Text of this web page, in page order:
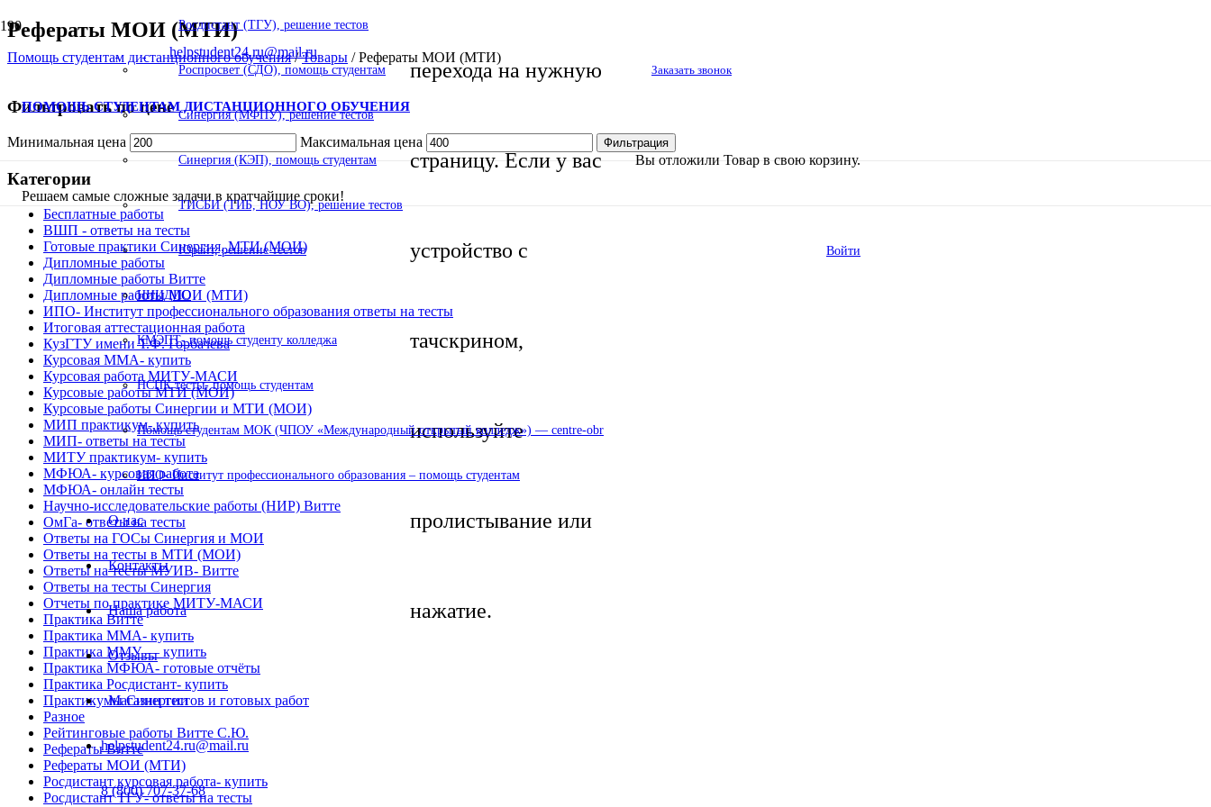
helpstudent24.ru@mail.ru
ПОМОЩЬ СТУДЕНТАМ ДИСТАНЦИОННОГО ОБУЧЕНИЯ
Решаем самые сложные задачи в кратчайшие сроки!
перехода на нужную
страницу. Если у вас
устройство с
тачскрином,
используйте
пролистывание или
нажатие.
Заказать звонок
Вы отложили Товар в свою корзину.
Войти
Росдистант (ТГУ), решение тестов
Роспросвет (СДО), помощь студентам
Синергия (МФПУ), решение тестов
Синергия (КЭП), помощь студентам
ТИСБИ (ТИБ, НОУ ВО), решение тестов
Юрайт, решение тестов
НИИДПО
КМЭПТ- помощь студенту колледжа
НСПК тесты- помощь студентам
Помощь студентам МОК (ЧПОУ «Международный открытый колледж») — centre-obr
ИПО- Институт профессионального образования – помощь студентам
О нас
Контакты
Наша работа
Отзывы
Магазин тестов и готовых работ
helpstudent24.ru@mail.ru
8 (800) 707-37-68
Рефераты МОИ (МТИ)
Помощь студентам дистанционного обучения/Товары /Рефераты МОИ (МТИ)
Фильтровать по цене
Минимальная цена Максимальная цена Фильтрация
Категории
Бесплатные работы
ВШП - ответы на тесты
Готовые практики Синергия, МТИ (МОИ)
Дипломные работы
Дипломные работы Витте
Дипломные работы МОИ (МТИ)
ИПО- Институт профессионального образования ответы на тесты
Итоговая аттестационная работа
КузГТУ имени Т.Ф. Горбачева
Курсовая ММА- купить
Курсовая работа МИТУ-МАСИ
Курсовые работы МТИ (МОИ)
Курсовые работы Синергии и МТИ (МОИ)
МИП практикум- купить
МИП- ответы на тесты
МИТУ практикум- купить
МФЮА- курсовая работа
МФЮА- онлайн тесты
Научно-исследовательские работы (НИР) Витте
ОмГа- ответы на тесты
Ответы на ГОСы Синергия и МОИ
Ответы на тесты в МТИ (МОИ)
Ответы на тесты МУИВ- Витте
Ответы на тесты Синергия
Отчеты по практике МИТУ-МАСИ
Практика Витте
Практика ММА- купить
Практика ММУ — купить
Практика МФЮА- готовые отчёты
Практика Росдистант- купить
Практикумы Синергии
Разное
Рейтинговые работы Витте С.Ю.
Рефераты Витте
Рефераты МОИ (МТИ)
Росдистант курсовая работа- купить
Росдистант ТГУ- ответы на тесты